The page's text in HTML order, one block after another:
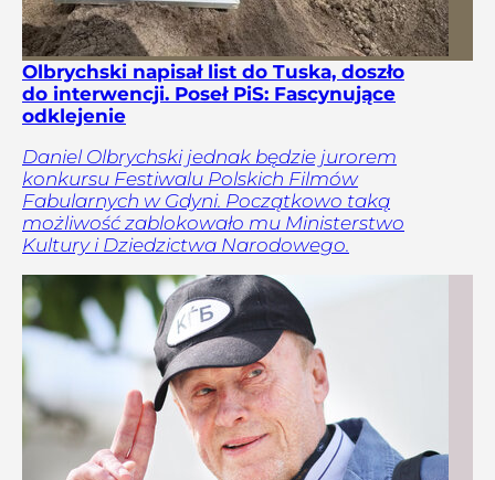
Olbrychski napisał list do Tuska, doszło
do interwencji. Poseł PiS: Fascynujące
odklejenie
Daniel Olbrychski jednak będzie jurorem
konkursu Festiwalu Polskich Filmów
Fabularnych w Gdyni. Początkowo taką
możliwość zablokowało mu Ministerstwo
Kultury i Dziedzictwa Narodowego.